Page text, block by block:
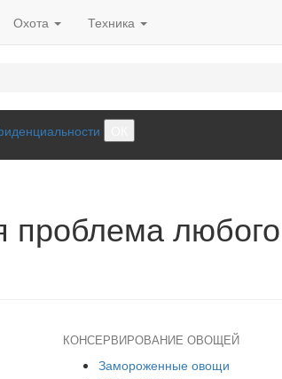
Охота Техника
проблема любого
КОНСЕРВИРОВАНИЕ ОВОЩЕЙ
Замороженные овощи